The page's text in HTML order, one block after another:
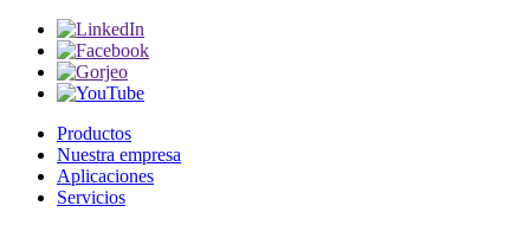
Productos
Nuestra empresa
Aplicaciones
Servicios